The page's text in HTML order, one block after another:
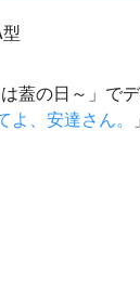
蓋の日～」で
よ、安達さん。